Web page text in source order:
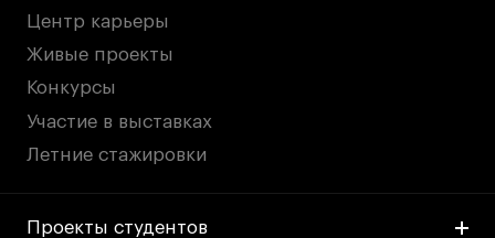
Центр карьеры
Живые проекты
Конкурсы
Участие в выставках
Летние стажировки
Проекты студентов